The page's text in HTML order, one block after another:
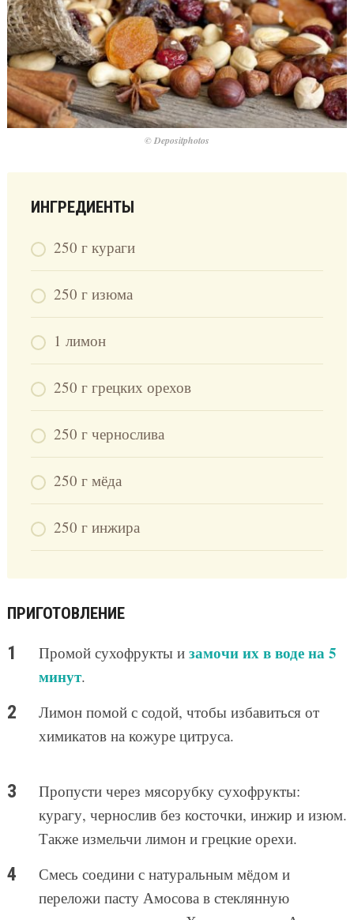
© Depositphotos
ИНГРЕДИЕНТЫ
250 г кураги
250 г изюма
1 лимон
250 г грецких орехов
250 г чернослива
250 г мёда
250 г инжира
ПРИГОТОВЛЕНИЕ
Промой сухофрукты и замочи их в воде на 5
минут.
Лимон помой с содой, чтобы избавиться от
химикатов на кожуре цитруса.
Пропусти через мясорубку сухофрукты:
курагу, чернослив без косточки, инжир и изюм.
Также измельчи лимон и грецкие орехи.
Смесь соедини с натуральным мёдом и
переложи пасту Амосова в стеклянную